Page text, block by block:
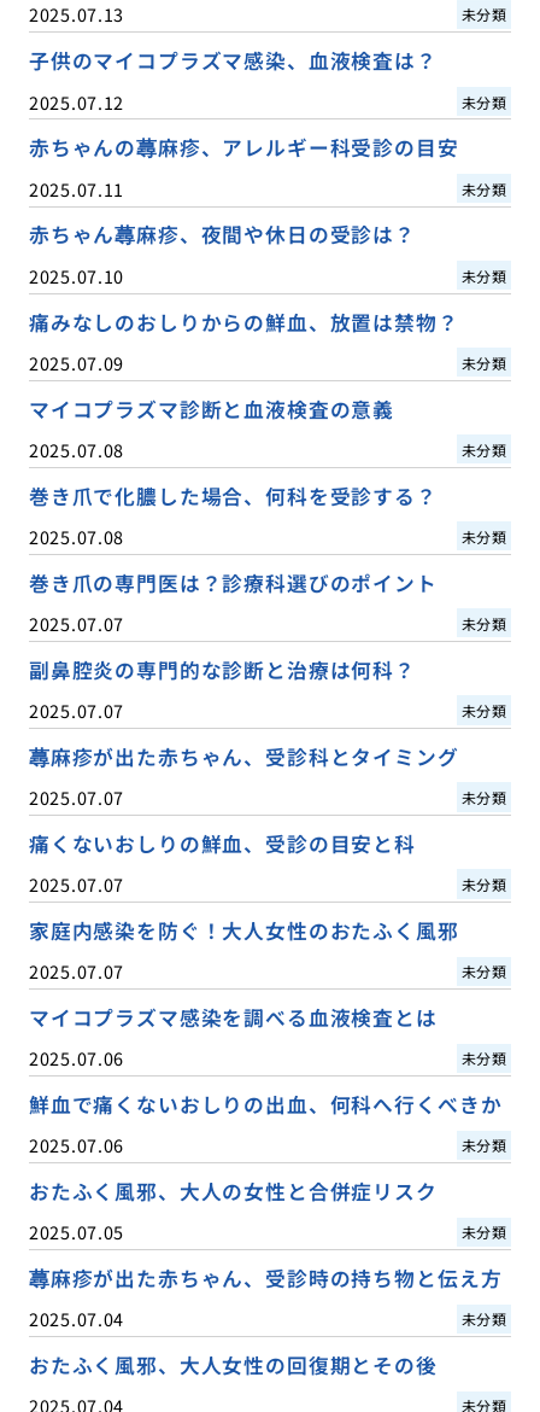
2025.07.13 未分類
子供のマイコプラズマ感染、血液検査は？
2025.07.12 未分類
赤ちゃんの蕁麻疹、アレルギー科受診の目安
2025.07.11 未分類
赤ちゃん蕁麻疹、夜間や休日の受診は？
2025.07.10 未分類
痛みなしのおしりからの鮮血、放置は禁物？
2025.07.09 未分類
マイコプラズマ診断と血液検査の意義
2025.07.08 未分類
巻き爪で化膿した場合、何科を受診する？
2025.07.08 未分類
巻き爪の専門医は？診療科選びのポイント
2025.07.07 未分類
副鼻腔炎の専門的な診断と治療は何科？
2025.07.07 未分類
蕁麻疹が出た赤ちゃん、受診科とタイミング
2025.07.07 未分類
痛くないおしりの鮮血、受診の目安と科
2025.07.07 未分類
家庭内感染を防ぐ！大人女性のおたふく風邪
2025.07.07 未分類
マイコプラズマ感染を調べる血液検査とは
2025.07.06 未分類
鮮血で痛くないおしりの出血、何科へ行くべきか
2025.07.06 未分類
おたふく風邪、大人の女性と合併症リスク
2025.07.05 未分類
蕁麻疹が出た赤ちゃん、受診時の持ち物と伝え方
2025.07.04 未分類
おたふく風邪、大人女性の回復期とその後
2025.07.04 未分類